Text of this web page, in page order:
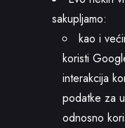
sakupljamo:
kao i
koristi
interakcija
podatke za
odnosno